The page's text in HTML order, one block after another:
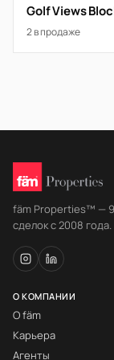
Golf Views
2 в продаже
fäm Properties™ —
сделок с 2008 года.
О КОМПАНИИ
О fäm
Карьера
Агенты